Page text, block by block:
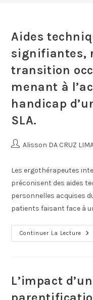
Aides
signifiantes,
transition
menant à
handicap
SLA.
Alisson DA CRUZ
Les ergothérapeutes
préconisent des aides
personnelles acquises
patients faisant face à
Continuer La Lecture
L’impact